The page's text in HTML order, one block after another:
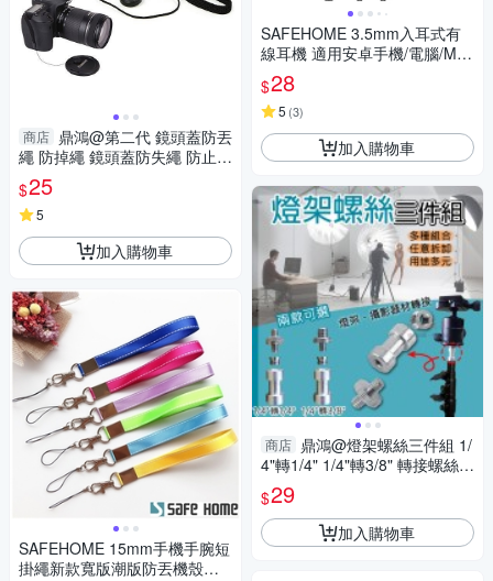
商店 鼎鴻@第二代 鏡頭蓋防丟
繩 防掉繩 鏡頭蓋防失繩 防止鏡
頭蓋掉落
$25
5
加入購物車
SAFEHOME 15mm手機手腕短
掛繩新款寬版潮版防丟機殼掛
SAFEHOME 3.5mm入耳式有
線耳機 適用安卓手機/電腦/MP
3/MP4 (不帶麥、不可通話，僅
能聽音樂) EH3501
$28
5 (3)
加入購物車
商店 鼎鴻@燈架螺絲三件組 1/
4"轉1/4" 1/4"轉3/8" 轉接螺絲
公母轉接 轉換頭 螺牙帽 公轉公
$29
加入購物車